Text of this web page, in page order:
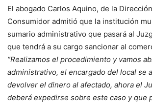
El abogado Carlos Aquino, de la
Consumidor admitió que la institución
sumario administrativo que pasará al
que tendrá a su cargo sancionar al
“Realizamos el procedimiento y vamos
administrativo, el encargado del local se
devolver el dinero al afectado, ahora el
deberá expedirse sobre este caso y que